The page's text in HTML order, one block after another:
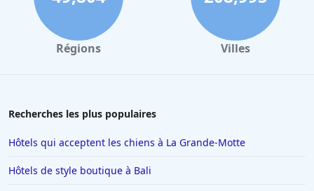
Régions Villes
Recherches les plus populaires
Hôtels qui acceptent les chiens à La Grande-Motte
Hôtels de style boutique à Bali